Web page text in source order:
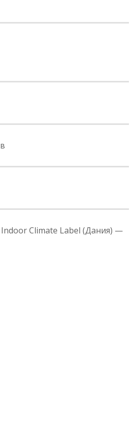
Climate Label (Дания) —